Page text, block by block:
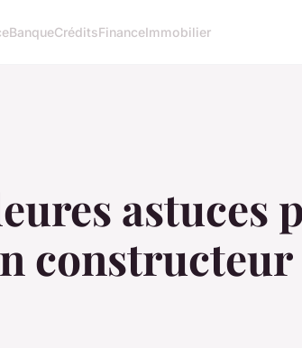
BanqueCréditsFinanceImmobilier
astuces
constructeur